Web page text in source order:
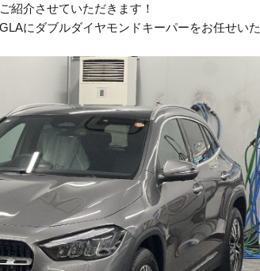
紹介させていただきます！
にダブルダイヤモンドキーパーをお任せいた